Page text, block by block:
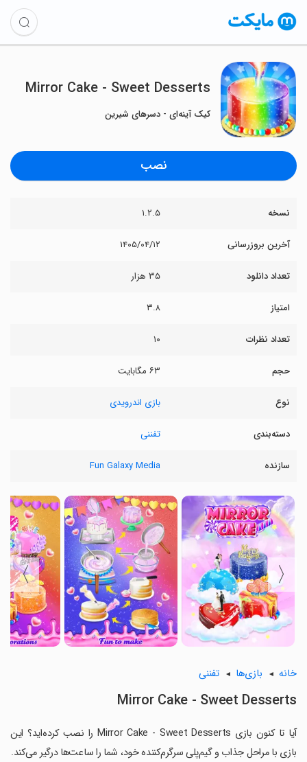
Mirror Cake - Sweet Desserts
کیک آینه‌ای - دسرهای شیرین
نصب
نسخه ۱.۲.۵
آخرین بروزرسانی ۱۴۰۵/۰۴/۱۲
تعداد دانلود ۳۵ هزار
امتیاز ۳.۸
تعداد نظرات ۱۰
حجم ۶۳ مگابایت
نوع بازی اندرویدی
دسته‌بندی تفننی
سازنده Fun Galaxy Media
〈
〉
خانه بازی‌ها تفننی
Mirror Cake - Sweet Desserts
آیا تا کنون بازی Mirror Cake - Sweet Desserts را نصب کرده‌اید؟ این
بازی با مراحل جذاب و گیم‌پلی سرگرم‌کننده خود، شما را ساعت‌ها درگیر می‌کند.